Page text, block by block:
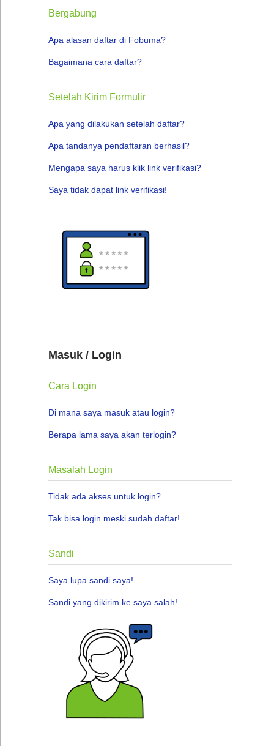
Bergabung
Apa alasan daftar di Fobuma?
Bagaimana cara daftar?
Setelah Kirim Formulir
Apa yang dilakukan setelah daftar?
Apa tandanya pendaftaran berhasil?
Mengapa saya harus klik link verifikasi?
Saya tidak dapat link verifikasi!
Masuk / Login
Cara Login
Di mana saya masuk atau login?
Berapa lama saya akan terlogin?
Masalah Login
Tidak ada akses untuk login?
Tak bisa login meski sudah daftar!
Sandi
Saya lupa sandi saya!
Sandi yang dikirim ke saya salah!